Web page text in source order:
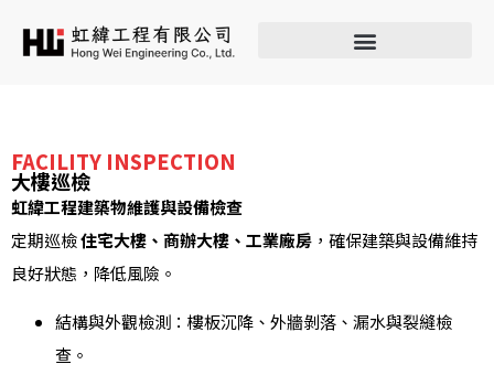
FACILITY INSPECTION
大樓巡檢
虹緯工程建築物維護與設備檢查
定期巡檢住宅大樓、商辦大樓、工業廠房 ，確保建築與設備維持
良好狀態，降低風險。
結構與外觀檢測：樓板沉降、外牆剝落、漏水與裂縫檢
查。